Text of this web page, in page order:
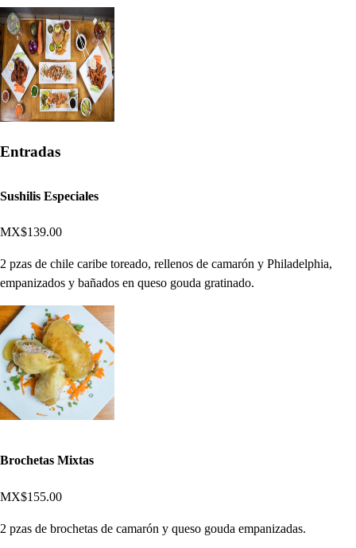
Entradas
Sushilis Especiales
MX$139.00
2 pzas de chile caribe toreado, rellenos de camarón y Philadelphia,
empanizados y bañados en queso gouda gratinado.
Brochetas Mixtas
MX$155.00
2 pzas de brochetas de camarón y queso gouda empanizadas.